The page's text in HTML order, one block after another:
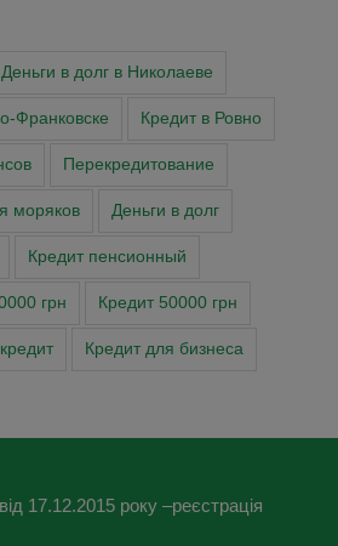
Деньги в долг в Николаеве
Франковске Кредит в Ровно
Перекредитование
моряков Деньги в долг
Кредит пенсионный
грн Кредит 50000 грн
Кредит для бизнеса
року –реєстрація